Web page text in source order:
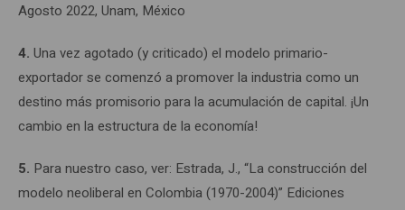
Agosto 2022, Unam, México
4. Una vez agotado (y criticado) el modelo primario-
exportador se comenzó a promover la industria como un
destino más promisorio para la acumulación de capital. ¡Un
cambio en la estructura de la economía!
5. Para nuestro caso, ver: Estrada, J., “La construcción del
modelo neoliberal en Colombia (1970-2004)” Ediciones